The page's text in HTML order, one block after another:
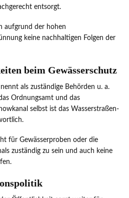
entsorgt.
aufgrund der hohen
keine nachhaltigen Folgen der
beim Gewässerschutz
als zuständige Behörden u. a.
Ordnungsamt und das
selbst ist das Wasserstraßen-
für Gewässerproben oder die
zuständig zu sein und auch keine